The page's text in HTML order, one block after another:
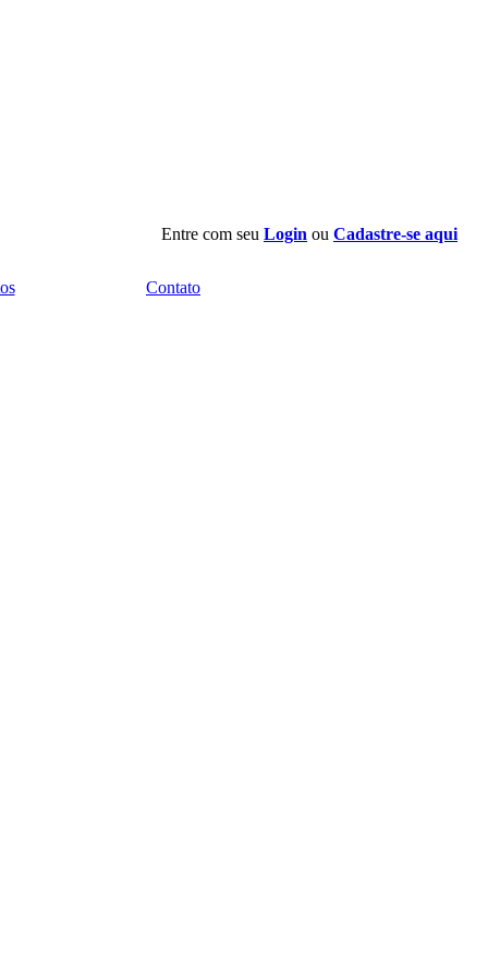
Entre com seu Login ou Cadastre-se aqui
Contato